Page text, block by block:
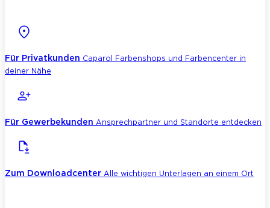
Für Privatkunden Caparol Farbenshops und Farbencenter in
deiner Nähe
Für Gewerbekunden Ansprechpartner und Standorte entdecken
Zum Downloadcenter Alle wichtigen Unterlagen an einem Ort